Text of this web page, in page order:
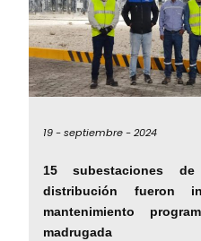
19 -septiembre -2024
15 subestaciones
distribución fueron
mantenimiento
madrugada